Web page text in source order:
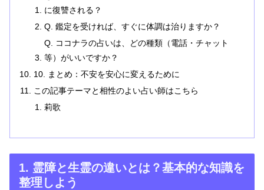
に復讐される？
Q. 鑑定を受ければ、すぐに体調は治りますか？
Q. ココナラの占いは、どの種類（電話・チャット
等）がいいですか？
10. まとめ：不安を安心に変えるために
この記事テーマと相性のよい占い師はこちら
莉歌
1. 霊障と生霊の違いとは？基本的な知識を
整理しよう